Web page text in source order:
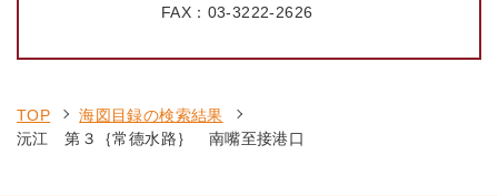
FAX： 03-3222-2626
TOP
海図目録の検索結果
沅江 第３｛常德水路｝ 南嘴至接港口